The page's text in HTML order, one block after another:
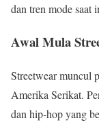
dan tren mode saat
Awal Mula
Streetwear muncul
Amerika Serikat.
dan hip-hop yang